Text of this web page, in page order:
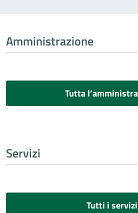
Amministrazione
Tutta
Servizi
Tutti i servizi